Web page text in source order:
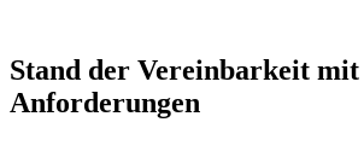
Stand der Vereinbarkeit mit
Anforderungen